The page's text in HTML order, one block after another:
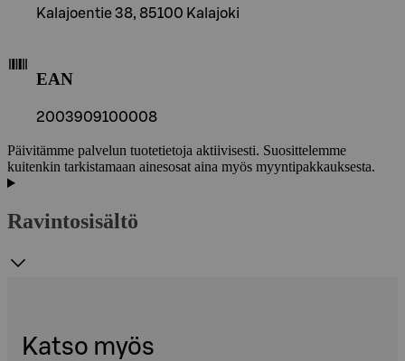
Kalajoentie 38, 85100 Kalajoki
EAN
2003909100008
Päivitämme palvelun tuotetietoja aktiivisesti. Suosittelemme
kuitenkin tarkistamaan ainesosat aina myös myyntipakkauksesta.
Ravintosisältö
Katso myös